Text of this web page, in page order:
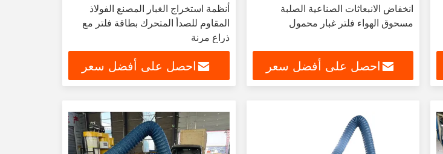
انخفاض الانبعاثات الصناعية الصلبة
مسحوق الهواء فلتر غبار محمول
احصل على أفضل سعر
أنظمة استخراج الغبار المصنع الفولاذ
المقاوم للصدأ المتحرك بطاقة فلتر مع
ذراع مرنة
احصل على أفضل سعر